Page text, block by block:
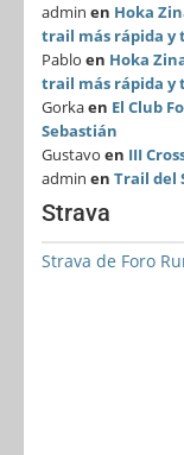
admin en Hoka
trail más rápida y
Pablo en Hoka
trail más rápida y
Gorkaen El Club
Sebastián
Gustavo en III
admin en Trail del
Strava
Strava de Foro